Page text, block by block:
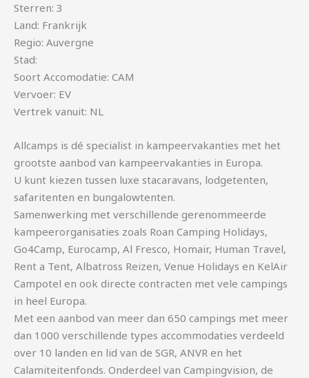
Sterren: 3
Land: Frankrijk
Regio: Auvergne
Stad:
Soort Accomodatie: CAM
Vervoer: EV
Vertrek vanuit: NL
Allcamps is dé specialist in kampeervakanties met het
grootste aanbod van kampeervakanties in Europa.
U kunt kiezen tussen luxe stacaravans, lodgetenten,
safaritenten en bungalowtenten.
Samenwerking met verschillende gerenommeerde
kampeerorganisaties zoals Roan Camping Holidays,
Go4Camp, Eurocamp, Al Fresco, Homair, Human Travel,
Rent a Tent, Albatross Reizen, Venue Holidays en KelAir
Campotel en ook directe contracten met vele campings
in heel Europa.
Met een aanbod van meer dan 650 campings met meer
dan 1000 verschillende types accommodaties verdeeld
over 10 landen en lid van de SGR, ANVR en het
Calamiteitenfonds. Onderdeel van Campingvision, de